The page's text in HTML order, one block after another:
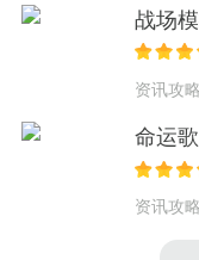
战场
资讯攻略
命运
资讯攻略